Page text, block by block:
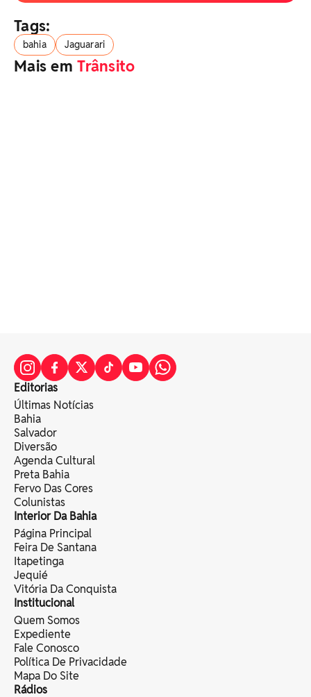
Tags:
bahia Jaguarari
Mais emTrânsito
Editorias
Últimas Notícias
Bahia
Salvador
Diversão
Agenda Cultural
Preta Bahia
Fervo Das Cores
Colunistas
Interior Da Bahia
Página Principal
Feira De Santana
Itapetinga
Jequié
Vitória Da Conquista
Institucional
Quem Somos
Expediente
Fale Conosco
Política De Privacidade
Mapa Do Site
Rádios